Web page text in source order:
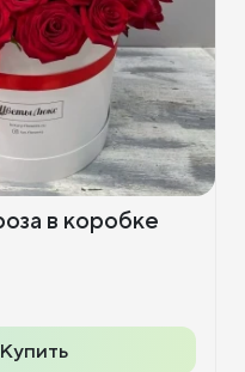
в коробке
Купить